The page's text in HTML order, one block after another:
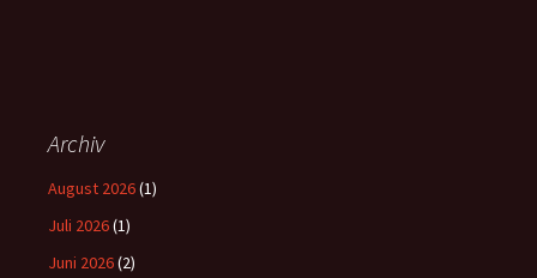
Archiv
August 2026(1)
Juli 2026(1)
Juni 2026(2)